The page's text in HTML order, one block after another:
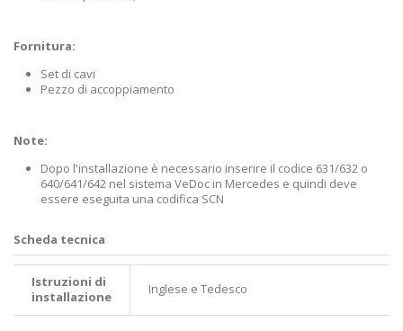
Fornitura:
Set di cavi
Pezzo di accoppiamento
Note:
Dopo l'installazione è necessario inserire il codice 631/632 o
640/641/642 nel sistema VeDoc in Mercedes e quindi deve
essere eseguita una codifica SCN
Scheda tecnica
Istruzioni di
installazione
Inglese e Tedesco